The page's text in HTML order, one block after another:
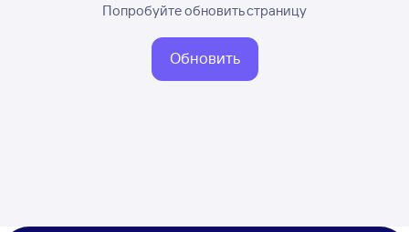
Попробуйте обновить страницу
Обновить